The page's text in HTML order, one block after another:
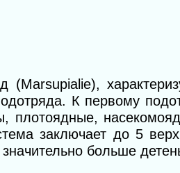
К первому
плотоядные,
заключает до 5
больше